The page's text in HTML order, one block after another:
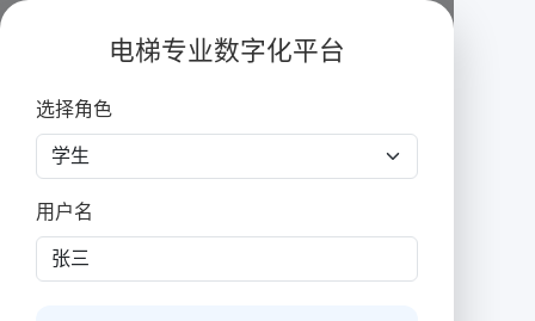
电梯专业数字化平台
选择角色
用户名